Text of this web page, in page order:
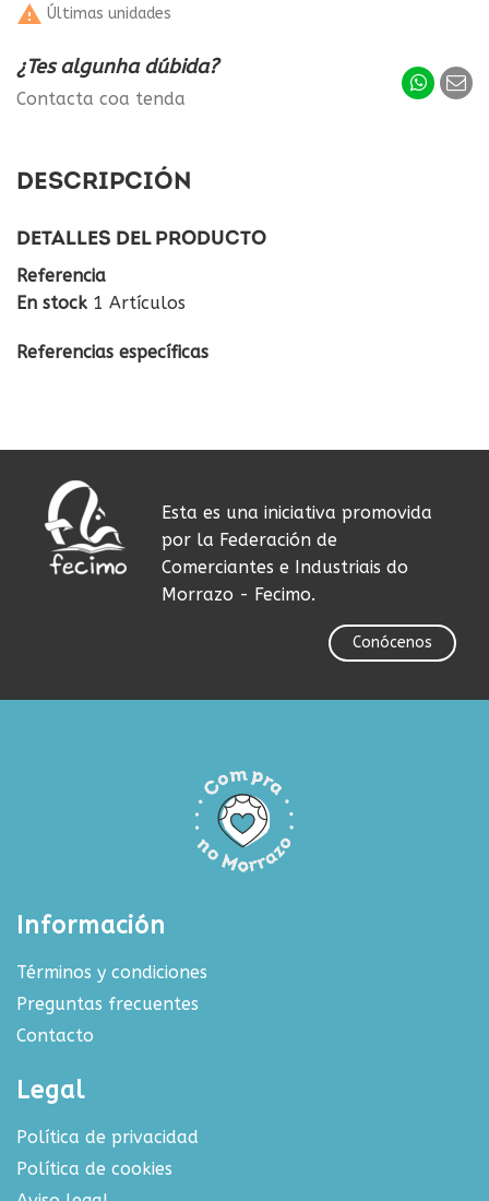
 Últimas unidades
¿Tes algunha dúbida?
Contacta coa tenda
DESCRIPCIÓN
DETALLES DEL PRODUCTO
Referencia
En stock 1 Artículos
Referencias específicas
Esta es una iniciativa promovida
por la Federación de
Comerciantes e Industriais do
Morrazo - Fecimo.
Conócenos
Información
Términos y condiciones
Preguntas frecuentes
Contacto
Legal
Política de privacidad
Política de cookies